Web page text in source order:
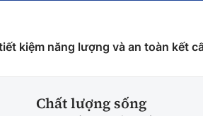
kiệm năng lượng và an toàn kết
Chất lượng sống